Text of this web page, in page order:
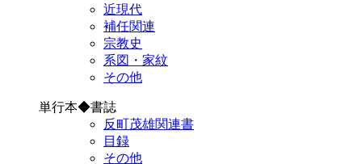
近現代
補任関連
宗教史
系図・家紋
その他
単行本◆書誌
反町茂雄関連書
目録
その他